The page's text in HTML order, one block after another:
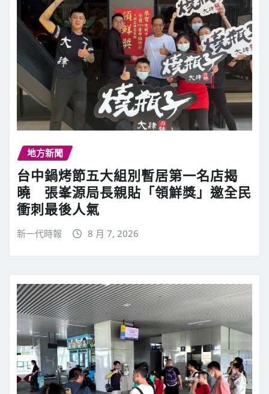
地方新聞
台中鍋烤節五大組別暫居第一名店揭
曉 張峯源局長親貼「領鮮獎」邀全民
衝刺最後人氣
新一代時報 8 月 7, 2026